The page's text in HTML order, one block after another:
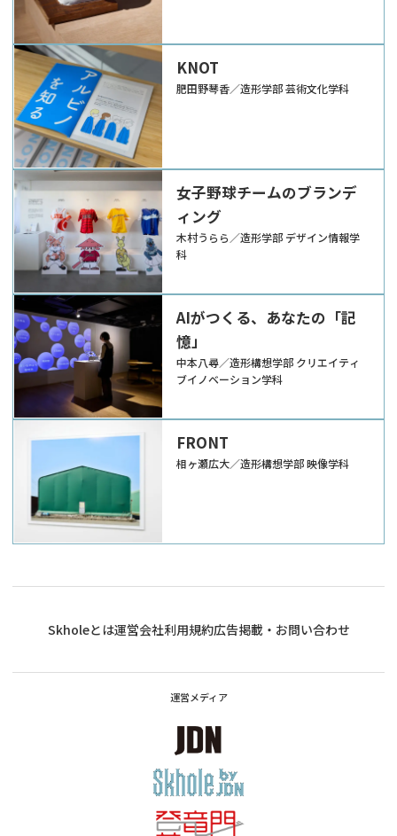
KNOT
肥田野琴香／造形学部 芸術文化学科
女子野球チームのブランデ
ィング
木村うらら／造形学部 デザイン情報学
科
AIがつくる、あなたの「記
憶」
中本八尋／造形構想学部 クリエイティ
ブイノベーション学科
FRONT
相ヶ瀬広大／造形構想学部 映像学科
Skholeとは運営会社利用規約広告掲載・お問い合わせ
運営メディア